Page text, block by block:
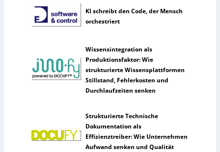
KI schreibt den Code, der Mensch
orchestriert
Wissensintegration als
Produktionsfaktor: Wie
strukturierte Wissensplattformen
Stillstand, Fehlerkosten und
Durchlaufzeiten senken
Strukturierte Technische
Dokumentation als
Effizienztreiber: Wie Unternehmen
Aufwand senken und Qualität